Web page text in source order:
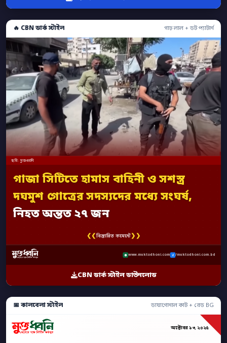
🔥 CBN ডার্ক স্টাইল গাঢ় লাল + ডট প্যাটার্ন
ছবি: মুক্তধ্বনি
গাজা সিটিতে হামাস বাহিনী ও সশস্ত্র
দঘমুশ গোত্রের সদস্যদের মধ্যে সংঘর্ষ,
নিহত অন্তত ২৭ জন
❮❮বিস্তারিত কমেন্টে❯❯
www.muktodhoni.com /muktodhoni.com.bd
CBN ডার্ক স্টাইল ডাউনলোড
📅 কালবেলা স্টাইল ডায়াগোনাল কাট + রেড BG
অক্টোবর ১৩, ২০২৫